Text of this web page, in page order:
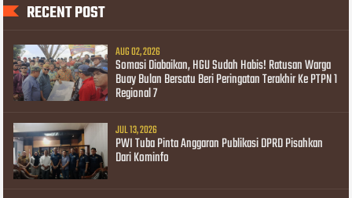
RECENT POST
AUG 02, 2026
Somasi Diabaikan, HGU Sudah Habis! Ratusan Warga
Buay Bulan Bersatu Beri Peringatan Terakhir Ke PTPN 1
Regional 7
JUL 13, 2026
PWI Tuba Pinta Anggaran Publikasi DPRD Pisahkan
Dari Kominfo